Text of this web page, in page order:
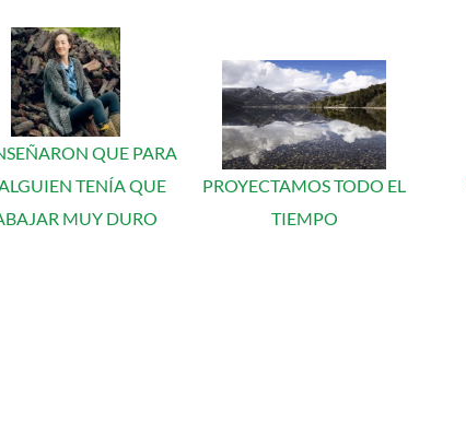
QUE PARA
TENÍA QUE
MUY DURO
PROYECTAMOS TODO EL
TIEMPO